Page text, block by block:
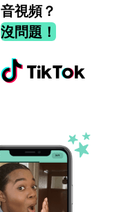
音視頻？
沒問題！